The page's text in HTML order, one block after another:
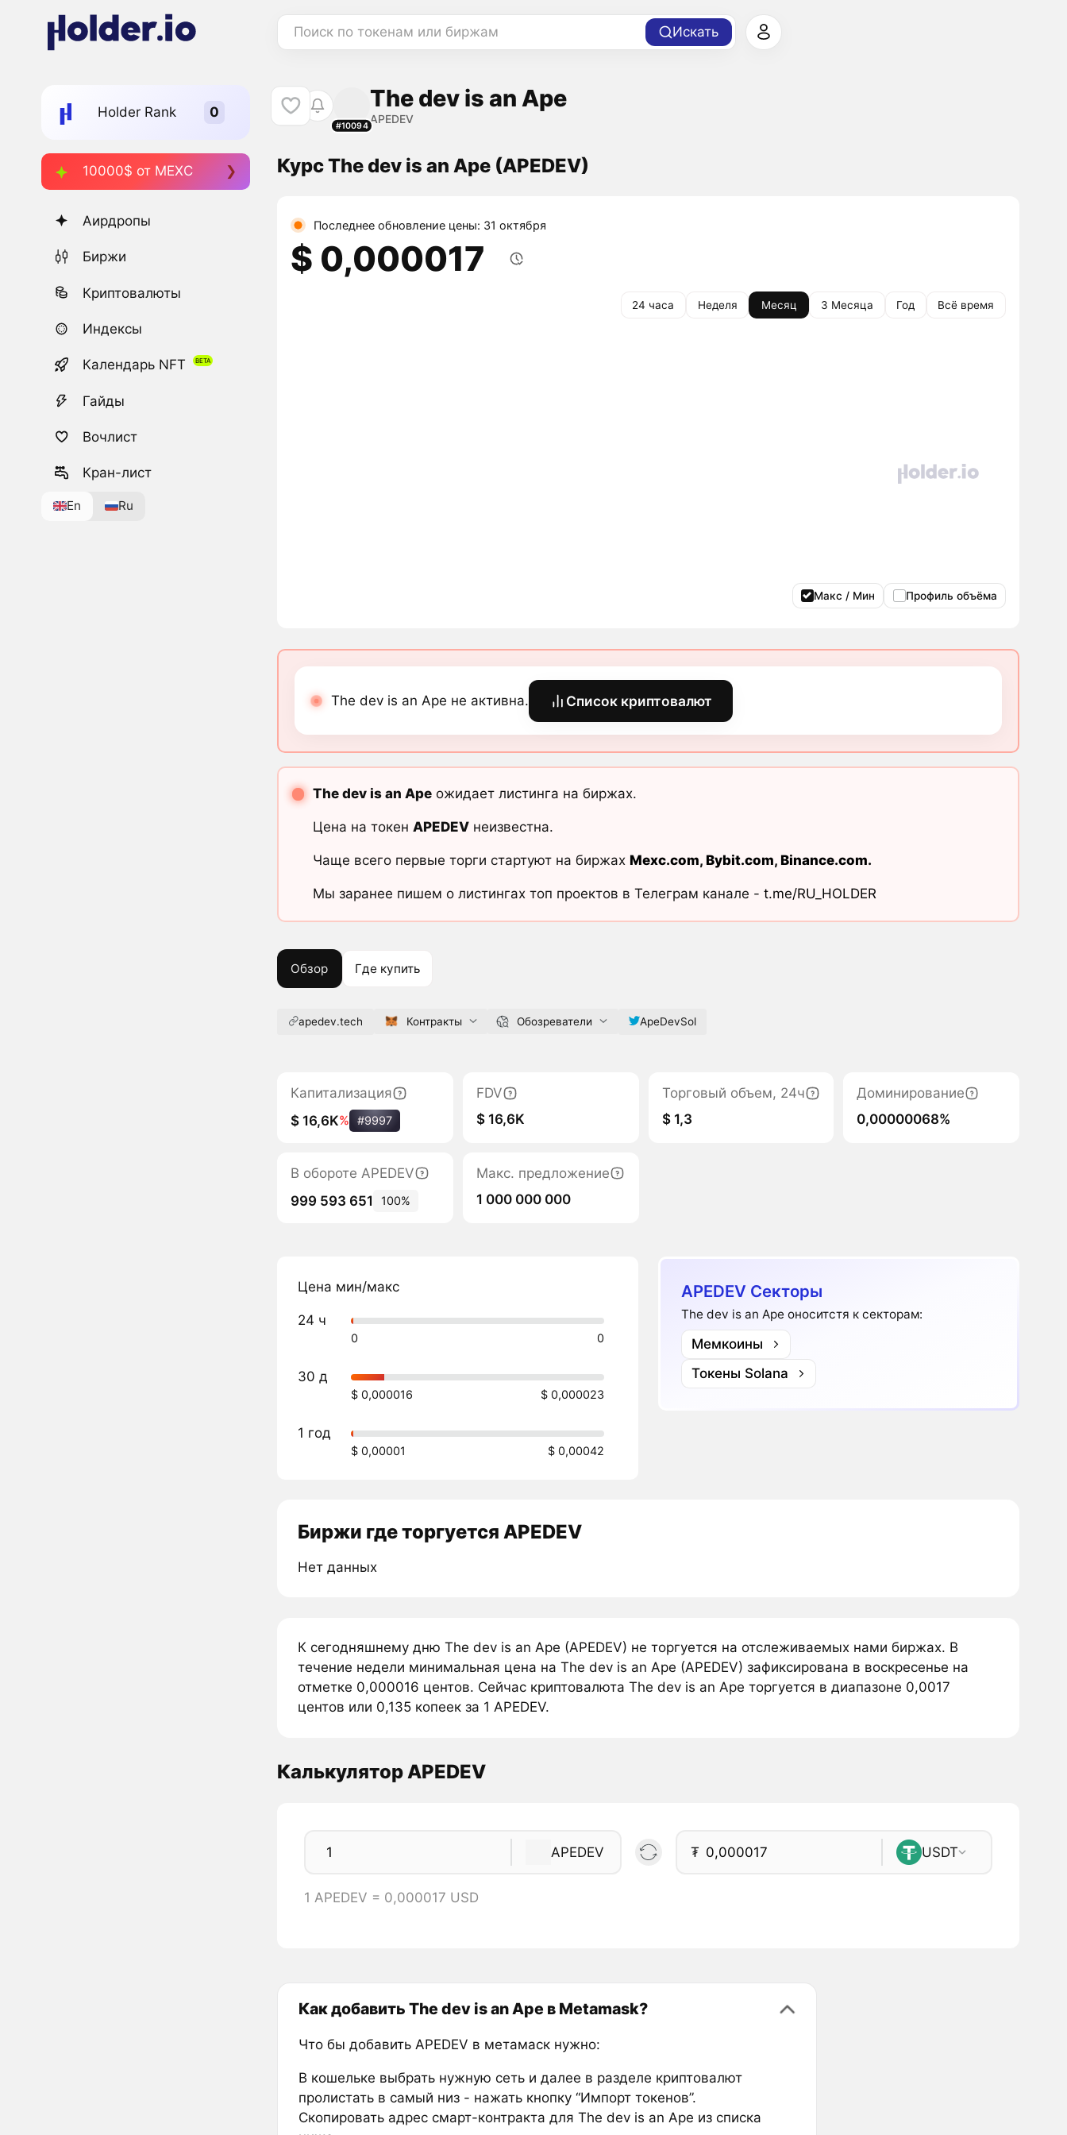
Поиск по токенам или биржам Искать
Holder Rank
10000$ от MEXC
Аирдропы
Биржи
Криптовалюты
Индексы
Календарь NFT
Гайды
Вочлист
Кран-лист
En Ru
#10094
The dev is an Ape
APEDEV
Курс The dev is an Ape (APEDEV)
Последнее обновление цены: 31 октября
$ 0,000017
24 часа Неделя Месяц 3 Месяца Год Всё время
Макс / Мин Профиль объёма
The dev is an Ape не активна. Список криптовалют
The dev is an Apeожидает листинга на биржах.
Цена на токен APEDEVнеизвестна.
Чаще всего первые торги стартуют на биржах Mexc.com, Bybit.com, Binance.com.
Мы заранее пишем о листингах топ проектов в Телеграм канале - t.me/RU_HOLDER
Обзор Где купить
apedev.tech Контракты Обозреватели ApeDevSol
Капитализация
$ 16,6K% #9997
FDV
$ 16,6K
Торговый объем, 24ч
$ 1,3
Доминирование
0,00000068%
В обороте APEDEV
999 593 651
100%
Макс. предложение
1 000 000 000
Цена мин/макс
24 ч
0 0
30 д
$ 0,000016 $ 0,000023
1 год
$ 0,00001 $ 0,00042
APEDEV Секторы
The dev is an Ape оноситстя к секторам:
Мемкоины
Токены Solana
Биржи где торгуется APEDEV
Нет данных
К сегодняшнему дню The dev is an Ape (APEDEV) не торгуется на отслеживаемых нами биржах. В
течение недели минимальная цена на The dev is an Ape (APEDEV) зафиксирована в воскресенье на
отметке 0,000016 центов. Сейчас криптовалюта The dev is an Ape торгуется в диапазоне 0,0017
центов или 0,135 копеек за 1 APEDEV.
Калькулятор APEDEV
APEDEV ₮ USDT
1 APEDEV = 0,000017 USD
Как добавить The dev is an Ape в Metamask?
Что бы добавить APEDEV в метамаск нужно:
В кошельке выбрать нужную сеть и далее в разделе криптовалют
пролистать в самый низ - нажать кнопку “Импорт токенов”.
Скопировать адрес смарт-контракта для The dev is an Ape из списка